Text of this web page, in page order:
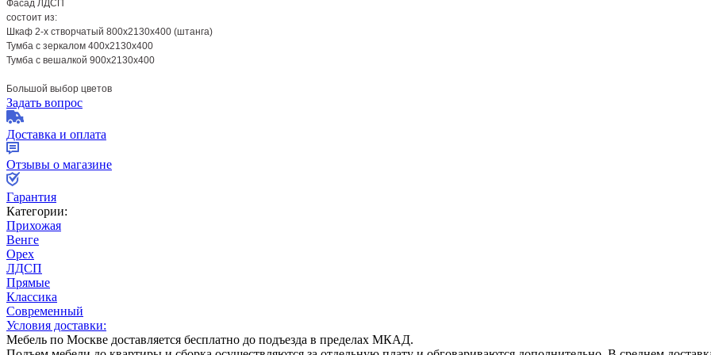
Фасад ЛДСП
состоит из:
Шкаф 2-х створчатый 800x2130x400 (штанга)
Тумба с зеркалом 400x2130x400
Тумба с вешалкой 900x2130x400
Большой выбор цветов
Задать вопрос
Доставка и оплата
Отзывы о магазине
Гарантия
Категории:
Прихожая
Венге
Орех
ЛДСП
Прямые
Классика
Современный
Условия доставки:
Мебель по Москве доставляется бесплатно до подъезда в пределах МКАД.